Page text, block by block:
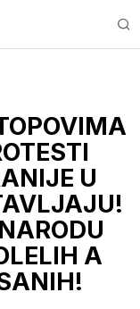
U
A